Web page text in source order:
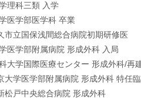
理科三類 入学
医学部医学科 卒業
市立国保浅間総合病院初期研修医
医学部附属病院 形成外科 入局
大学国際医療センター 形成外科/再
大学医学部附属病院 形成外科 特任
松戸中央総合病院 形成外科